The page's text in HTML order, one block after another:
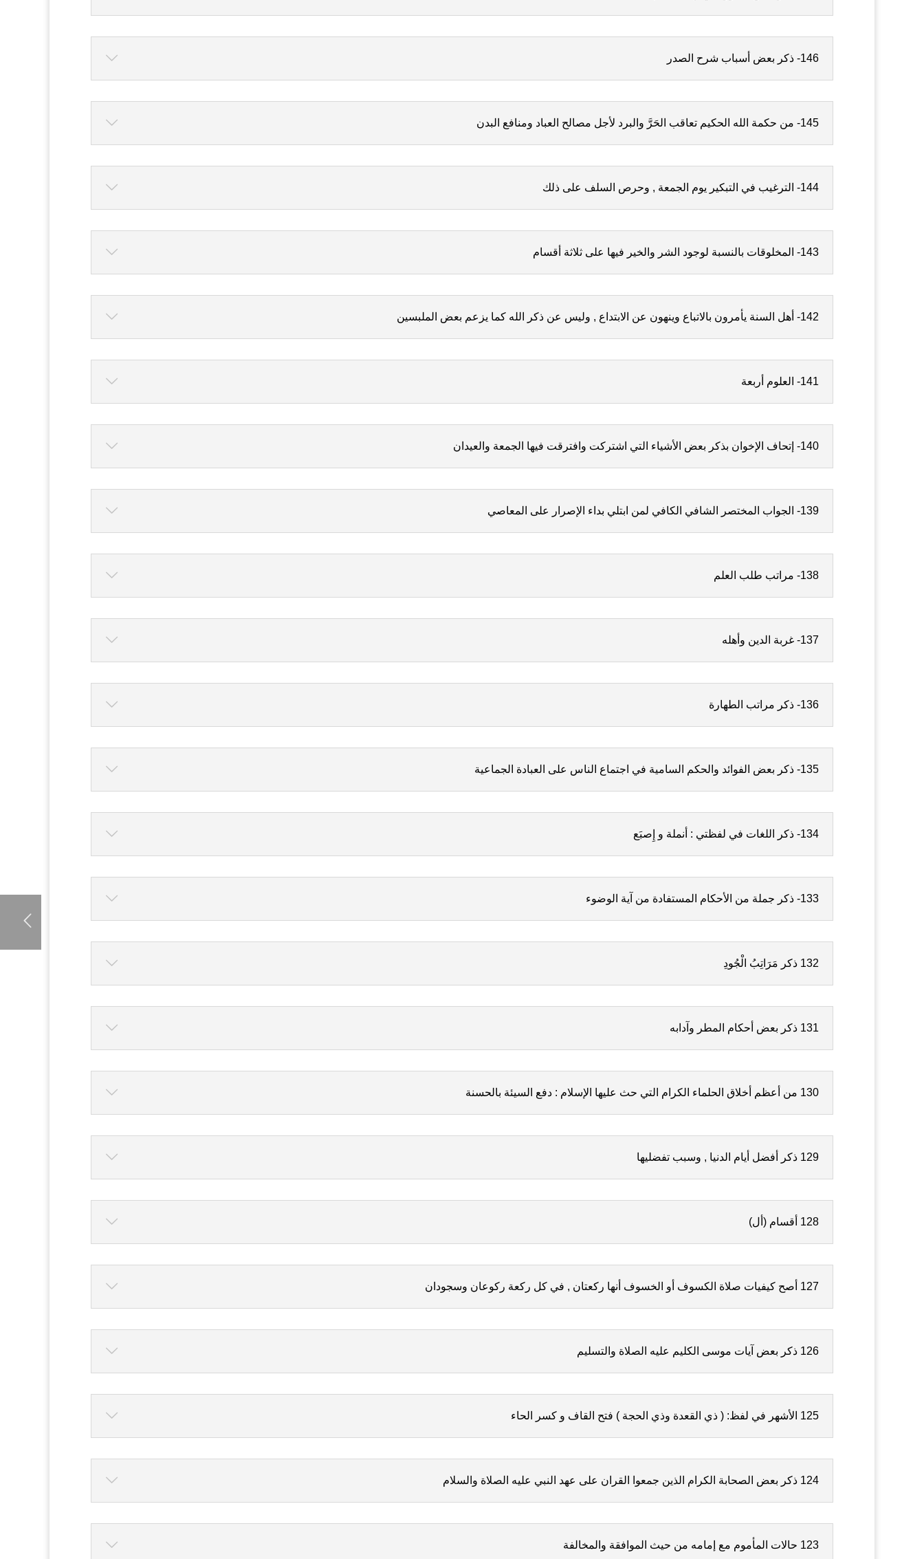
146- ذكر بعض أسباب شرح الصدر
145- من حكمة الله الحكيم تعاقب الحَرَّ والبرد لأجل مصالح العباد ومنافع البدن
144- الترغيب في التبكير يوم الجمعة , وحرص السلف على ذلك
143- المخلوقات بالنسبة لوجود الشر والخير فيها على ثلاثة أقسام
142- أهل السنة يأمرون بالاتباع وينهون عن الابتداع , وليس عن ذكر الله كما يزعم بعض الملبسين
141- العلوم أربعة
140- إتحاف الإخوان بذكر بعض الأشياء التي اشتركت وافترقت فيها الجمعة والعيدان
139- الجواب المختصر الشافي الكافي لمن ابتلي بداء الإصرار على المعاصي
138- مراتب طلب العلم
137- غربة الدين وأهله
136- ذكر مراتب الطهارة
135- ذكر بعض الفوائد والحكم السامية في اجتماع الناس على العبادة الجماعية
134- ذكر اللغات في لفظتي : أنملة و إِصبَع
133- ذكر جملة من الأحكام المستفادة من آية الوضوء
132 ذكر مَرَاتِبُ الْجُودِ
131 ذكر بعض أحكام المطر وآدابه
130 من أعظم أخلاق الحلماء الكرام التي حث عليها الإسلام : دفع السيئة بالحسنة
129 ذكر أفضل أيام الدنيا , وسبب تفضليها
128 أقسام (أل)
127 أصح كيفيات صلاة الكسوف أو الخسوف أنها ركعتان , في كل ركعة ركوعان وسجودان
126 ذكر بعض آيات موسى الكليم عليه الصلاة والتسليم
125 الأشهر في لفظ: ( ذي القعدة وذي الحجة ) فتح القاف و كسر الحاء
124 ذكر بعض الصحابة الكرام الذين جمعوا القران على عهد النبي عليه الصلاة والسلام
123 حالات المأموم مع إمامه من حيث الموافقة والمخالفة